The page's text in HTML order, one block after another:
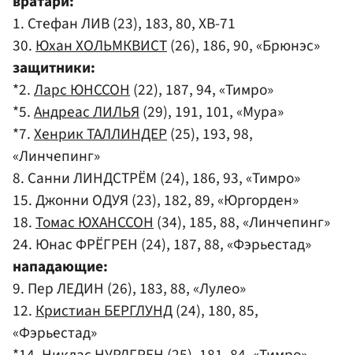
1. Стефан ЛИВ (23), 183, 80, ХВ-71
30. Юхан ХОЛЬМКВИСТ(26), 186, 90, «Брюнэс»
защитники:
*2.Ларс ЮНССОН (22), 187, 94, «Тимро»
*5.Андреас ЛИЛЬЯ (29), 191, 101, «Мура»
*7.Хенрик ТАЛЛИНДЕР (25), 193, 98,
«Линчепинг»
8. Санни ЛИНДСТРЁМ (24), 186, 93, «Тимро»
15. Джонни ОДУЯ (23), 182, 89, «Юргорден»
18.Томас ЮХАНССОН (34), 185, 88, «Линчепинг»
24. Юнас ФРЁГРЕН (24), 187, 88, «Фэрьестад»
нападающие:
9. Пер ЛЕДИН (26), 183, 88, «Лулео»
12. Кристиан БЕРГЛУНД(24), 180, 85,
«Фэрьестад»